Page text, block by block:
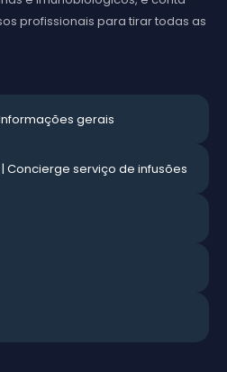
profissionais para tirar todas as
gerais
Concierge serviço de infusões